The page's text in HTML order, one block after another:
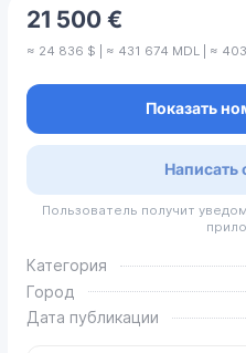
21 500 €
≈ 24 836 $ | ≈ 431 674 MDL | ≈
Показать
Написать
Пользователь получит
Категория
Город
Дата публикации